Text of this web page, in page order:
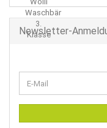
Newsletter-
ZUR
E-
Mail